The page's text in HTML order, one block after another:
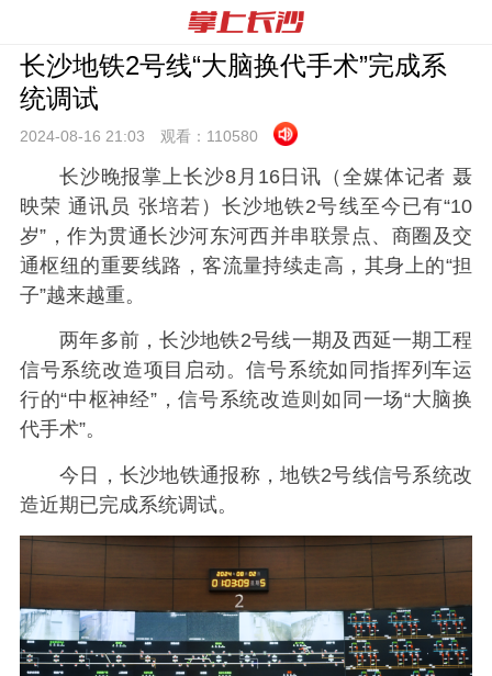
长沙地铁2号线“大脑换代手术”完成系
统调试
2024-08-16 21:03 观看： 110580
长沙晚报掌上长沙8月16日讯（全媒体记者 聂
映荣 通讯员 张培若）长沙地铁2号线至今已有“10
岁”，作为贯通长沙河东河西并串联景点、商圈及交
通枢纽的重要线路，客流量持续走高，其身上的“担
子”越来越重。
两年多前，长沙地铁2号线一期及西延一期工程
信号系统改造项目启动。信号系统如同指挥列车运
行的“中枢神经”，信号系统改造则如同一场“大脑换
代手术”。
今日，长沙地铁通报称，地铁2号线信号系统改
造近期已完成系统调试。